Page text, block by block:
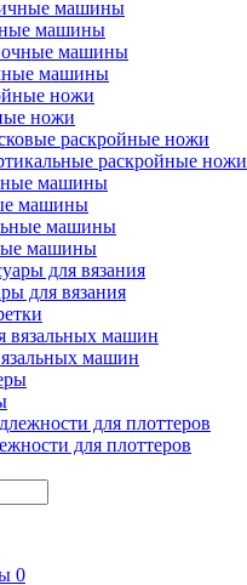
машины
машины
ножи
раскройные ножи
раскройные ножи
машины
машины
для вязания
машин
для плоттеров
0